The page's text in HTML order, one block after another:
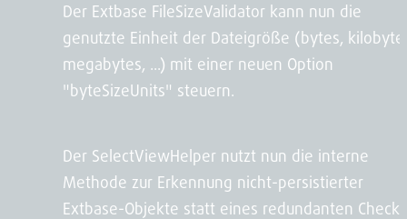
Der Extbase FileSizeValidator kann nun die
genutzte Einheit der Dateigröße (bytes,
megabytes, ...) mit einer neuen Option
"byteSizeUnits" steuern.
Der SelectViewHelper nutzt nun die interne
Methode zur Erkennung nicht-persistierter
Extbase-Objekte statt eines redundanten